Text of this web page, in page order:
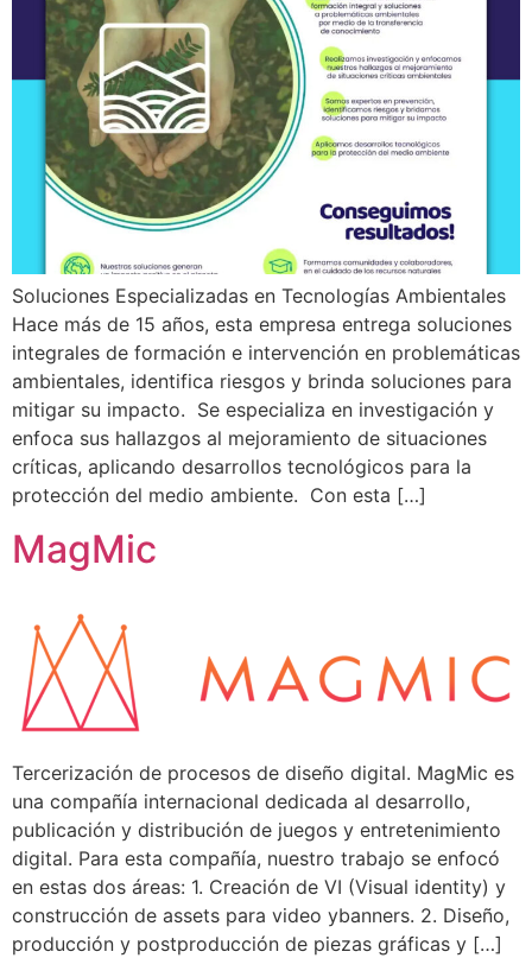
Soluciones Especializadas en Tecnologías Ambientales
Hace más de 15 años, esta empresa entrega soluciones
integrales de formación e intervención en problemáticas
ambientales, identifica riesgos y brinda soluciones para
mitigar su impacto. Se especializa en investigación y
enfoca sus hallazgos al mejoramiento de situaciones
críticas, aplicando desarrollos tecnológicos para la
protección del medio ambiente. Con esta […]
MagMic
Tercerización de procesos de diseño digital. MagMic es
una compañía internacional dedicada al desarrollo,
publicación y distribución de juegos y entretenimiento
digital. Para esta compañía, nuestro trabajo se enfocó
en estas dos áreas: 1. Creación de VI (Visual identity) y
construcción de assets para video ybanners. 2. Diseño,
producción y postproducción de piezas gráficas y […]